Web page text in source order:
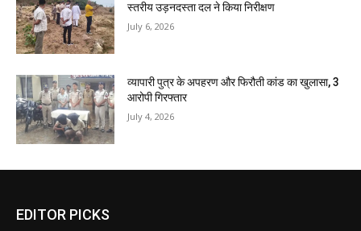
स्तरीय उड़नदस्ता दल ने किया निरीक्षण
July 6, 2026
व्यापारी पुत्र के अपहरण और फिरौती कांड का खुलासा, 3
आरोपी गिरफ्तार
July 4, 2026
EDITOR PICKS